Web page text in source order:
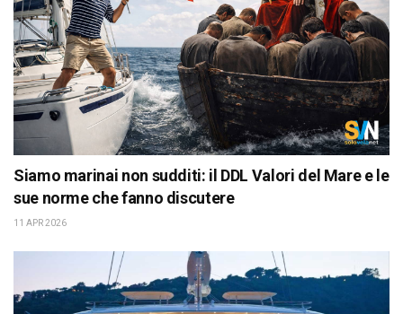
Siamo marinai non sudditi: il DDL Valori del Mare e le
sue norme che fanno discutere
11 APR 2026